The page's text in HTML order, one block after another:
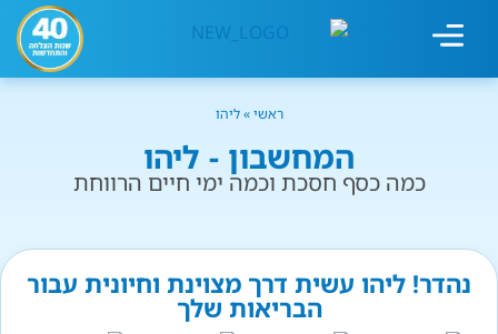
ראשי»ליהו
המחשבון - ליהו
כמה כסף חסכת וכמה ימי חיים הרווחת
נהדר! ליהו עשית דרך מצוינת וחיונית עבור
הבריאות שלך